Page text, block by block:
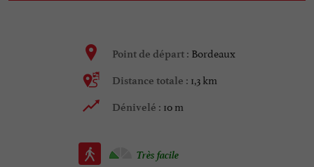
Point de départ : Bordeaux
Distance totale : 1,3 km
Dénivelé : 10 m
Très facile